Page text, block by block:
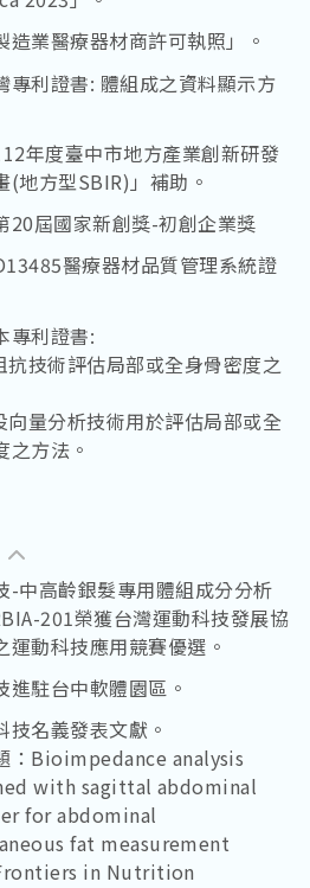
造業醫療器材商許可執照」。
專利證書: 體組成之資料顯示方
年度臺中市地方產業創新研發
(地方型SBIR)」補助。
20屆國家新創獎-初創企業獎
醫療器材品質管理系統證
專利證書:
抗技術評估局部或全身骨密度之
向量分析技術用於評估局部或全
之方法。
-中高齡銀髮專用體組成分分析
201榮獲台灣運動科技發展協
運動科技應用競賽優選。
進駐台中軟體園區。
技名義發表文獻。
：Bioimpedance analysis
with sagittal abdominal
for abdominal
fat measurement
in Nutrition